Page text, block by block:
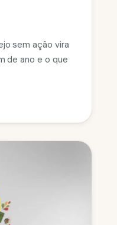
sem ação vira
de ano e o que